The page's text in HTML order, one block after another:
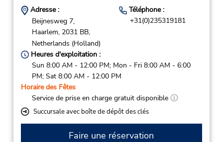
Adresse :
Beijnesweg 7,
Haarlem, 2031 BB,
Netherlands (Holland)
Téléphone :
+31(0)235319181
Heures d'exploitation :
Sun 8:00 AM - 12:00 PM; Mon - Fri 8:00 AM - 6:00
PM; Sat 8:00 AM - 12:00 PM
Horaire des Fêtes
Service de prise en charge gratuit disponible
Succursale avec boîte de dépôt des clés
Faire une réservation